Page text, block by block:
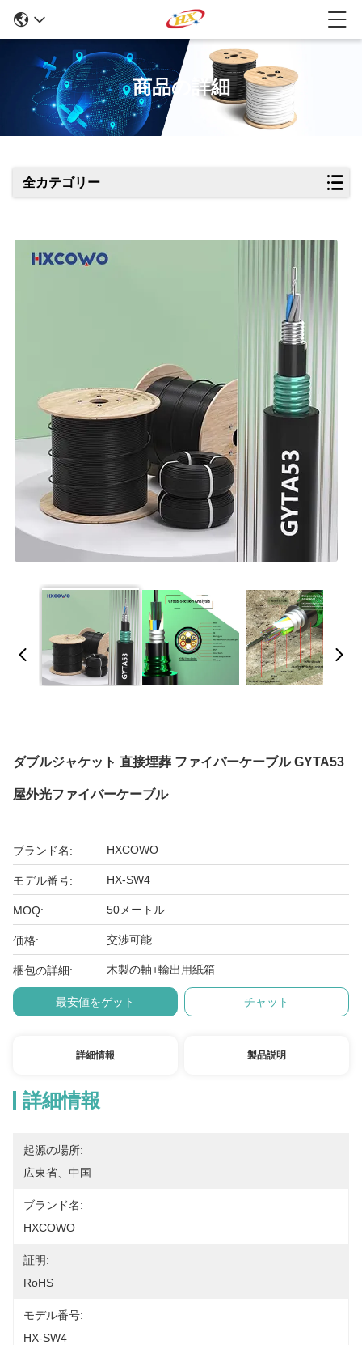
商品の詳細
全カテゴリー
ダブルジャケット 直接埋葬 ファイバーケーブル GYTA53
屋外光ファイバーケーブル
ブランド名: HXCOWO
モデル番号: HX-SW4
MOQ: 50メートル
価格: 交渉可能
梱包の詳細: 木製の軸+輸出用紙箱
最安値をゲット チャット
詳細情報 製品説明
詳細情報
起源の場所:
広東省、中国
ブランド名:
HXCOWO
証明:
RoHS
モデル番号:
HX-SW4